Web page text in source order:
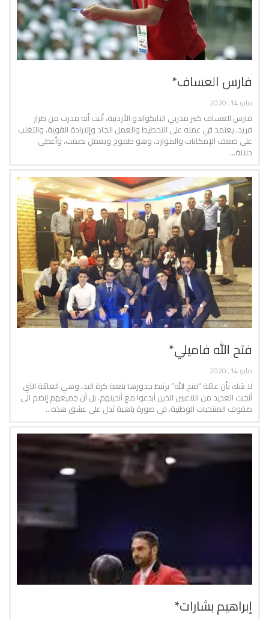
فارس العساف*
مايو 14, 2020
فارس العساف كبير مدربي التايكواندو الأردنية، أثبت أنه مدرب من طراز
فريد، يعتمد في عمله على التخطيط والعمل الجاد وإلارادة القوية، والتغلب
على ضعف الإمكانات والموارد، وهو طموح ويعمل بصمت، وأعطى
دلالة…
فتح الله فاميلي*
مايو 14, 2020
لا شك بأن عائلة “فتح الله” يرتبط جذورها بلعبة كرة اليد، وهي العائلة التي
أنجبت العديد من اللاعبين الذين أبدعوا مع أنديتهم، بل أن جميعهم إنضم الى
صفوف المنتخبات الوطنية، في صورة باهية تدل على عشق هذه…
إبراهيم بشارات*